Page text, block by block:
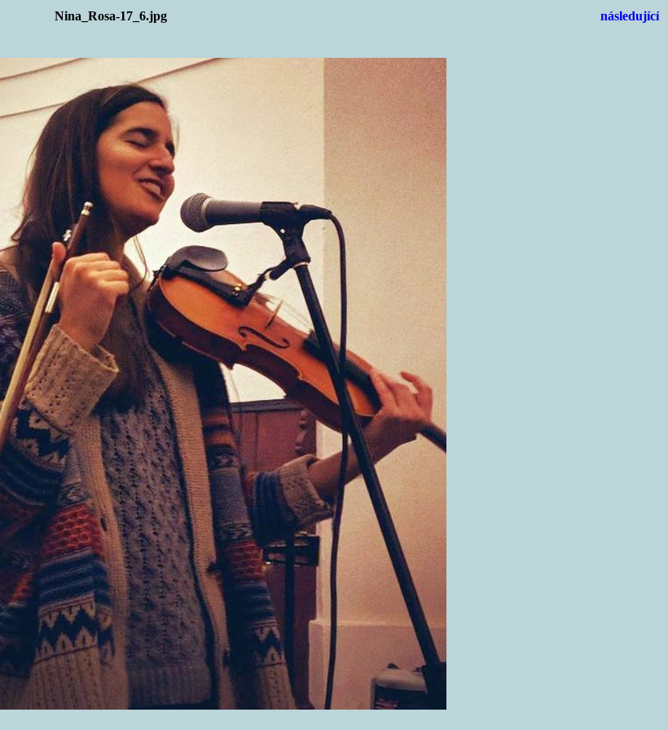
Nina_Rosa-17_6.jpg následující